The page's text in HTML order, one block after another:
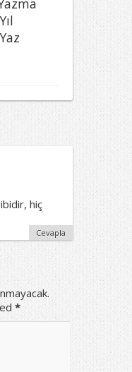
hiç
Cevapla
*